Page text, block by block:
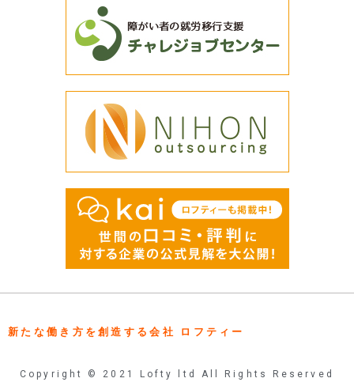
新たな働き方を創造する会社 ロフティー
Copyright © 2021 Lofty ltd All Rights Reserved